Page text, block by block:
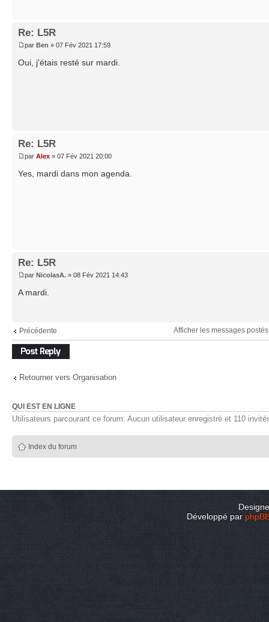
Re: L5R
par Ben » 07 Fév 2021 17:59
Oui, j'étais resté sur mardi.
Re: L5R
par Alex » 07 Fév 2021 20:00
Yes, mardi dans mon agenda.
Re: L5R
par NicolasA. » 08 Fév 2021 14:43
A mardi.
Précédente Afficher les messages
Répondre
Retourner vers Organisation
QUI EST EN LIGNE
Utilisateurs parcourant ce forum: Aucun utilisateur enregistré et 110
Index du forum
Développé par